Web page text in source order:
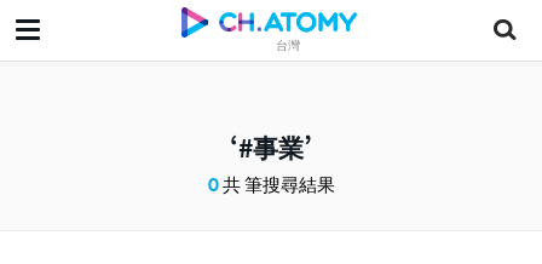
台灣
#事業
0共 筆搜尋結果